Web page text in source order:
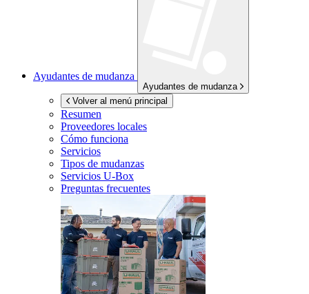
Ayudantes de mudanza
Ayudantes de mudanza
Volver al menú principal
Resumen
Proveedores locales
Cómo funciona
Servicios
Tipos de mudanzas
Servicios U-Box
Preguntas frecuentes